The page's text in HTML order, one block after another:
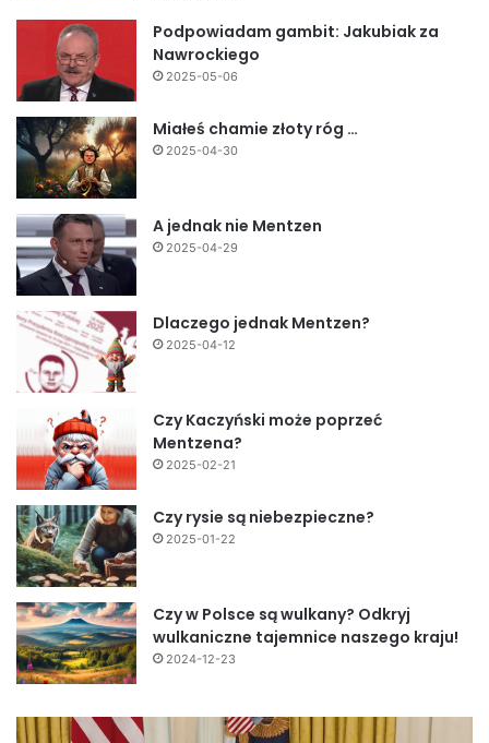
Podpowiadam gambit: Jakubiak za
Nawrockiego
2025-05-06
Miałeś chamie złoty róg …
2025-04-30
A jednak nie Mentzen
2025-04-29
Dlaczego jednak Mentzen?
2025-04-12
Czy Kaczyński może poprzeć
Mentzena?
2025-02-21
Czy rysie są niebezpieczne?
2025-01-22
Czy w Polsce są wulkany? Odkryj
wulkaniczne tajemnice naszego kraju!
2024-12-23
Fundamentalny